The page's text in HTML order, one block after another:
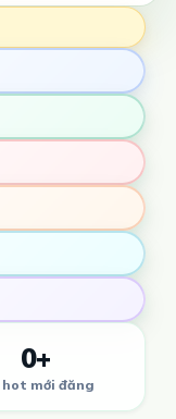
0+
hot mới đăng